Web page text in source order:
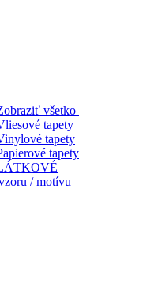
všetko
tapety
tapety
tapety
/ motívu